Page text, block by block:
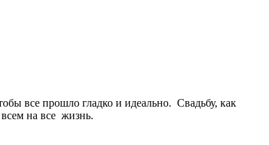
все прошло гладко и идеально. Свадьбу, как
на все жизнь.